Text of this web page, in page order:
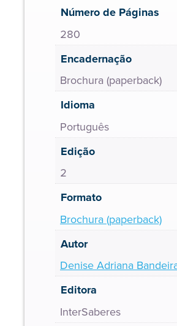
Número de Páginas
280
Encadernação
Brochura (paperback)
Idioma
Português
Edição
2
Formato
Brochura (paperback)
Autor
Denise Adriana
Editora
InterSaberes